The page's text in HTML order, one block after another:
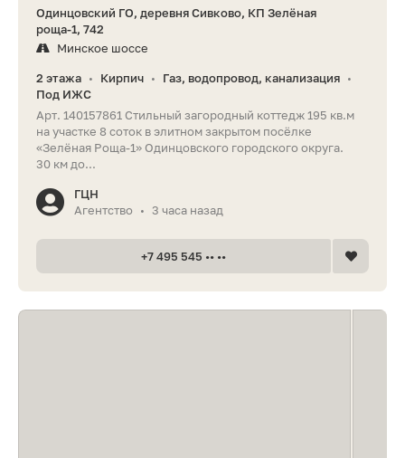
Одинцовский ГО, деревня Сивково, КП Зелёная
роща-1, 742
Минское шоссе
2 этажа • Кирпич • Газ, водопровод, канализация •
Под ИЖС
Арт. 140157861 Стильный загородный коттедж 195 кв.м
на участке 8 соток в элитном закрытом посёлке
«Зелёная Роща-1» Одинцовского городского округа.
30 км до...
ГЦН
Агентство
• 3 часа назад
+7 495 545 •• ••